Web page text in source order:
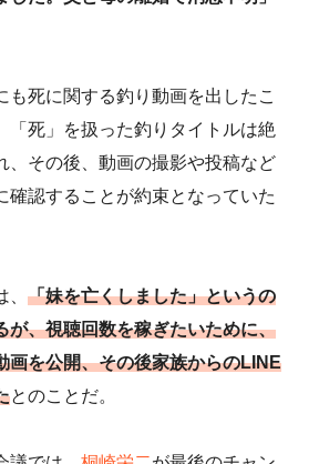
も死に関する釣り動画を出したこ
「死」を扱った釣りタイトルは絶
、その後、動画の撮影や投稿など
確認することが約束となっていた
、 「妹を亡くしました」というの
が、視聴回数を稼ぎたいために、
画を公開、その後家族からのLINE
とのことだ。